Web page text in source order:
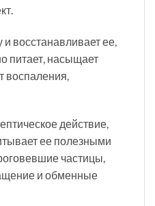
восстанавливает ее,
питает, насыщает
воспаления,
действие,
ее полезными
частицы,
и обменные